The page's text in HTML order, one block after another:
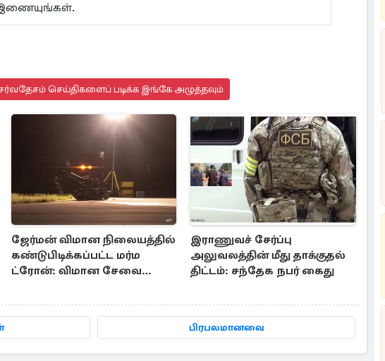
செய்திகளைப் படிக்க இங்கே அழுத்தவும்
ஜேர்மன் விமான நிலையத்தில்
கண்டுபிடிக்கப்பட்ட மர்ம
ட்ரோன்: விமான சேவை
இராணுவச் சேர்ப்பு
அலுவலத்தின் மீது தாக்குதல்
திட்டம்: சந்தேக நபர் கைது
பிரபலமானவை